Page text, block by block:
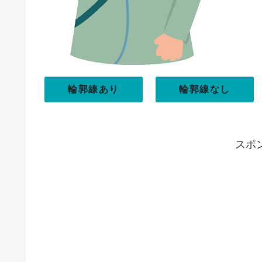
輪郭線あり 輪郭線なし
スポ